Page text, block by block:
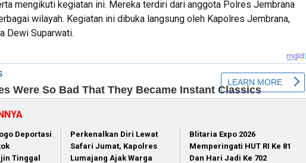
mengikuti kegiatan ini. Mereka terdiri dari anggota Polres Jembrana
wilayah. Kegiatan ini dibuka langsung oleh Kapolres Jembrana,
Dewi Suparwati.
Deportasi
Tinggal
Perkenalkan Diri Lewat
Safari Jumat, Kapolres
Lumajang Ajak Warga
Blitaria Expo 2026
Memperingati HUT RI Ke 81
Dan Hari Jadi Ke 702